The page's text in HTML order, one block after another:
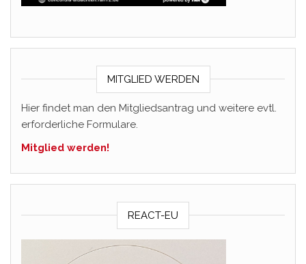
MITGLIED WERDEN
Hier findet man den Mitgliedsantrag und weitere evtl.
erforderliche Formulare.
Mitglied werden!
REACT-EU